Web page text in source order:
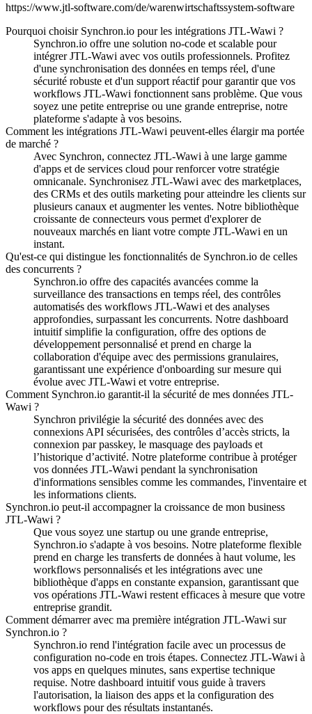
https://www.jtl-software.com/de/warenwirtschaftssystem-software
Pourquoi choisir Synchron.io pour les intégrations JTL-Wawi ?
Synchron.io offre une solution no-code et scalable pour
intégrer JTL-Wawi avec vos outils professionnels. Profitez
d'une synchronisation des données en temps réel, d'une
sécurité robuste et d'un support réactif pour garantir que vos
workflows JTL-Wawi fonctionnent sans problème. Que vous
soyez une petite entreprise ou une grande entreprise, notre
plateforme s'adapte à vos besoins.
Comment les intégrations JTL-Wawi peuvent-elles élargir ma portée
de marché ?
Avec Synchron, connectez JTL-Wawi à une large gamme
d'apps et de services cloud pour renforcer votre stratégie
omnicanale. Synchronisez JTL-Wawi avec des marketplaces,
des CRMs et des outils marketing pour atteindre les clients sur
plusieurs canaux et augmenter les ventes. Notre bibliothèque
croissante de connecteurs vous permet d'explorer de
nouveaux marchés en liant votre compte JTL-Wawi en un
instant.
Qu'est-ce qui distingue les fonctionnalités de Synchron.io de celles
des concurrents ?
Synchron.io offre des capacités avancées comme la
surveillance des transactions en temps réel, des contrôles
automatisés des workflows JTL-Wawi et des analyses
approfondies, surpassant les concurrents. Notre dashboard
intuitif simplifie la configuration, offre des options de
développement personnalisé et prend en charge la
collaboration d'équipe avec des permissions granulaires,
garantissant une expérience d'onboarding sur mesure qui
évolue avec JTL-Wawi et votre entreprise.
Comment Synchron.io garantit-il la sécurité de mes données JTL-
Wawi ?
Synchron privilégie la sécurité des données avec des
connexions API sécurisées, des contrôles d’accès stricts, la
connexion par passkey, le masquage des payloads et
l’historique d’activité. Notre plateforme contribue à protéger
vos données JTL-Wawi pendant la synchronisation
d'informations sensibles comme les commandes, l'inventaire et
les informations clients.
Synchron.io peut-il accompagner la croissance de mon business
JTL-Wawi ?
Que vous soyez une startup ou une grande entreprise,
Synchron.io s'adapte à vos besoins. Notre plateforme flexible
prend en charge les transferts de données à haut volume, les
workflows personnalisés et les intégrations avec une
bibliothèque d'apps en constante expansion, garantissant que
vos opérations JTL-Wawi restent efficaces à mesure que votre
entreprise grandit.
Comment démarrer avec ma première intégration JTL-Wawi sur
Synchron.io ?
Synchron.io rend l'intégration facile avec un processus de
configuration no-code en trois étapes. Connectez JTL-Wawi à
vos apps en quelques minutes, sans expertise technique
requise. Notre dashboard intuitif vous guide à travers
l'autorisation, la liaison des apps et la configuration des
workflows pour des résultats instantanés.